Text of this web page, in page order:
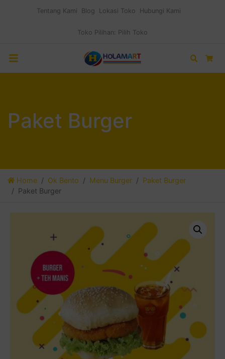
Tentang Kami Blog Lokasi Toko Hubungi Kami
Toko Pilihan: Pilih Toko
Search
Paket Burger
Home Ok Bento Menu Burger
Paket Burger
Paket Burger